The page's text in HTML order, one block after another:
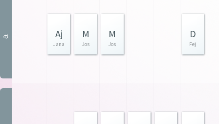
čt Aj
Jana
M
Jos
M
Jos
D
Fej